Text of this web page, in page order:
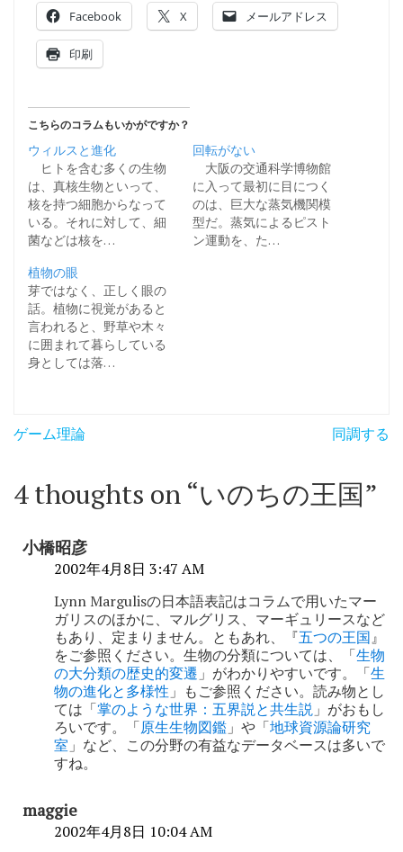
Facebook X メールアドレス
印刷
こちらのコラムもいかがですか？
ウィルスと進化
ヒトを含む多くの生物
は、真核生物といって、
核を持つ細胞からなって
いる。それに対して、細
菌などは核を…
回転がない
大阪の交通科学博物館
に入って最初に目につく
のは、巨大な蒸気機関模
型だ。蒸気によるピスト
ン運動を、た…
植物の眼
芽ではなく、正しく眼の
話。植物に視覚があると
言われると、野草や木々
に囲まれて暮らしている
身としては落…
投
ナ
ゲ
ゲーム理論 同調する
4 thoughts on “いのちの王国”
小橋昭彦
2002年4月8日 3:47 AM
Lynn Margulisの日本語表記はコラムで用いたマー
ガリスのほかに、マルグリス、マーギュリースなど
もあり、定まりません。ともあれ、『五つの王国』
をご参照ください。生物の分類については、「生物
の大分類の歴史的変遷 」がわかりやすいです。「生
物の進化と多様性 」もご参照ください。読み物とし
ては「掌のような世界：五界説と共生説 」がおもし
ろいです。「原生生物図鑑 」や「地球資源論研究
室 」など、この分野の有益なデータベースは多いで
すね。
maggie
2002年4月8日 10:04 AM